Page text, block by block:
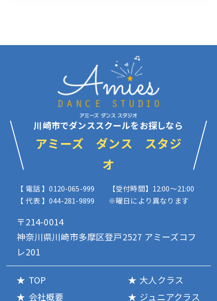
川崎市でダンススクールをお探しなら
アミーズ ダンス スタジ
オ
【 電話 】0120-065-999
【 代表 】044-281-9899
【受付時間】12:00〜21:00
※曜日により異なります
〒214-0014
神奈川県川崎市多摩区登戸2527 アミーズコフ
レ201
TOP
会社概要
大人クラス
ジュニアクラス